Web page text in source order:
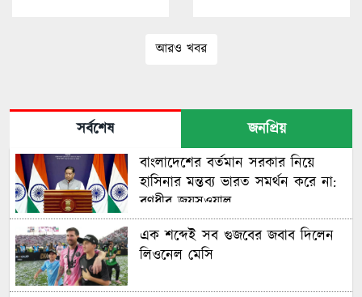
আরও খবর
সর্বশেষ
জনপ্রিয়
বাংলাদেশের বর্তমান সরকার নিয়ে
হাসিনার মন্তব্য ভারত সমর্থন করে না:
রণধীর জয়সওয়াল
এক শব্দেই সব গুজবের জবাব দিলেন
লিওনেল মেসি